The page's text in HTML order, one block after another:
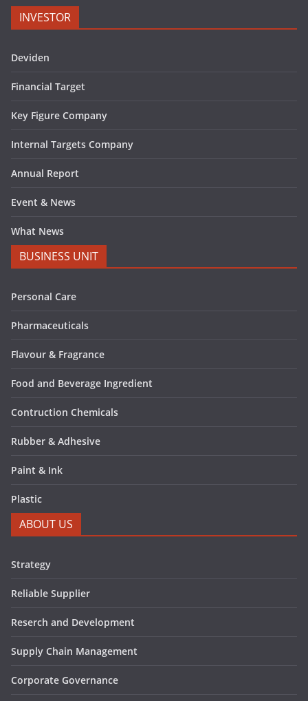
INVESTOR
Deviden
Financial Target
Key Figure Company
Internal Targets Company
Annual Report
Event & News
What News
BUSINESS UNIT
Personal Care
Pharmaceuticals
Flavour & Fragrance
Food and Beverage Ingredient
Contruction Chemicals
Rubber & Adhesive
Paint & Ink
Plastic
ABOUT US
Strategy
Reliable Supplier
Reserch and Development
Supply Chain Management
Corporate Governance